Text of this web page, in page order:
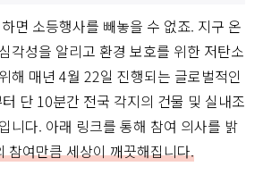
면 소등행사를 빼놓을 수 없죠. 지구 온
각성을 알리고 환경 보호를 위한 저탄소
해 매년 4월 22일 진행되는 글로벌적인
단 10분간 전국 각지의 건물 및 실내조
니다. 아래 링크를 통해 참여 의사를 밝
참여만큼 세상이 깨끗해집니다.